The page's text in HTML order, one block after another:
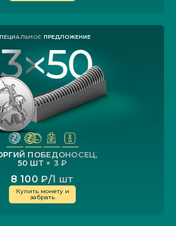
ПОБЕДОНОСЕЦ,
50 ШТ × 3 ₽
8 100 ₽/1 шт
Купить монету и
забрать